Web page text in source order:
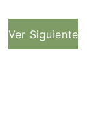
Ver Siguiente